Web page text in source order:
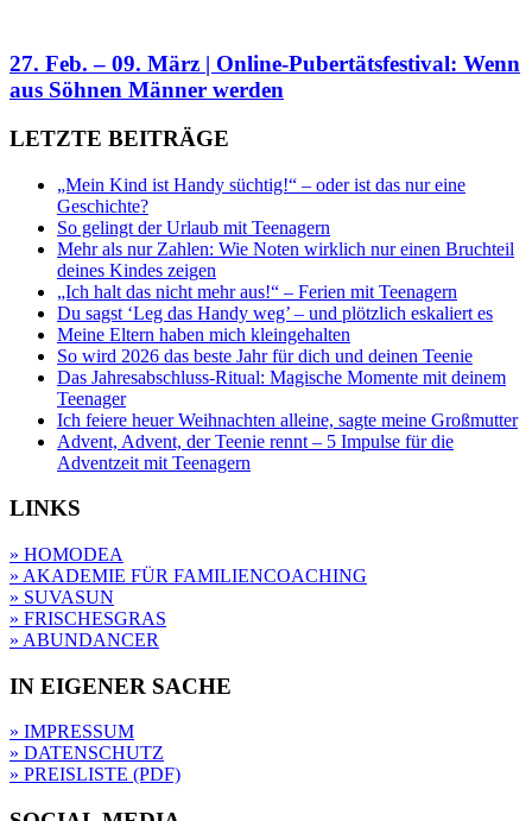
27. Feb. – 09. März | Online-Pubertätsfestival: Wenn
aus Söhnen Männer werden
LETZTE BEITRÄGE
„Mein Kind ist Handy süchtig!“ – oder ist das nur eine
Geschichte?
So gelingt der Urlaub mit Teenagern
Mehr als nur Zahlen: Wie Noten wirklich nur einen Bruchteil
deines Kindes zeigen
„Ich halt das nicht mehr aus!“ – Ferien mit Teenagern
Du sagst ‘Leg das Handy weg’ – und plötzlich eskaliert es
Meine Eltern haben mich kleingehalten
So wird 2026 das beste Jahr für dich und deinen Teenie
Das Jahresabschluss-Ritual: Magische Momente mit deinem
Teenager
Ich feiere heuer Weihnachten alleine, sagte meine Großmutter
Advent, Advent, der Teenie rennt – 5 Impulse für die
Adventzeit mit Teenagern
LINKS
» HOMODEA
» AKADEMIE FÜR FAMILIENCOACHING
» SUVASUN
» FRISCHESGRAS
» ABUNDANCER
IN EIGENER SACHE
» IMPRESSUM
» DATENSCHUTZ
» PREISLISTE (PDF)